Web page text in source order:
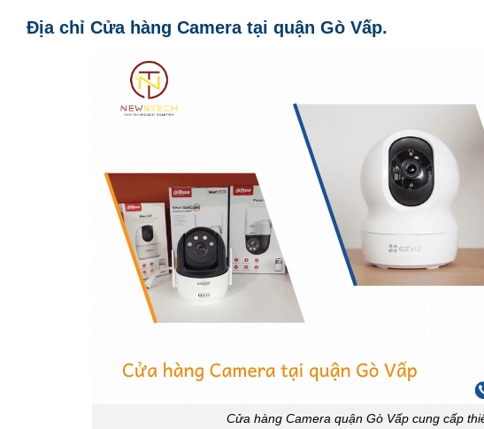
Địa chỉ Cửa hàng Camera tại quận Gò Vấp.
Cửa hàng Camera quận Gò Vấp cung cấp